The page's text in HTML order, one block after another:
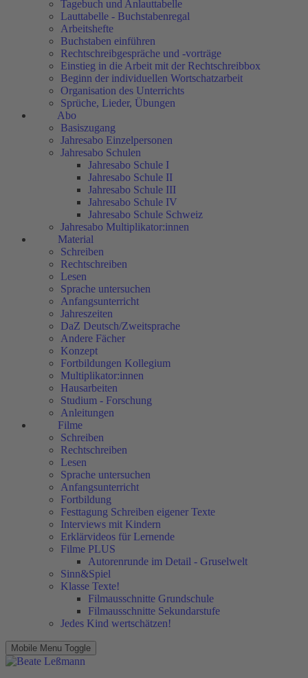
Tagebuch und Anlauttabelle
Lauttabelle - Buchstabenregal
Arbeitshefte
Buchstaben einführen
Rechtschreibgespräche und -vorträge
Einstieg in die Arbeit mit der Rechtschreibbox
Beginn der individuellen Wortschatzarbeit
Organisation des Unterrichts
Sprüche, Lieder, Übungen
Abo
Basiszugang
Jahresabo Einzelpersonen
Jahresabo Schulen
Jahresabo Schule I
Jahresabo Schule II
Jahresabo Schule III
Jahresabo Schule IV
Jahresabo Schule Schweiz
Jahresabo Multiplikator:innen
Material
Schreiben
Rechtschreiben
Lesen
Sprache untersuchen
Anfangsunterricht
Jahreszeiten
DaZ Deutsch/Zweitsprache
Andere Fächer
Konzept
Fortbildungen Kollegium
Multiplikator:innen
Hausarbeiten
Studium - Forschung
Anleitungen
Filme
Schreiben
Rechtschreiben
Lesen
Sprache untersuchen
Anfangsunterricht
Fortbildung
Festtagung Schreiben eigener Texte
Interviews mit Kindern
Erklärvideos für Lernende
Filme PLUS
Autorenrunde im Detail - Gruselwelt
Sinn&Spiel
Klasse Texte!
Filmausschnitte Grundschule
Filmausschnitte Sekundarstufe
Jedes Kind wertschätzen!
Mobile Menu Toggle